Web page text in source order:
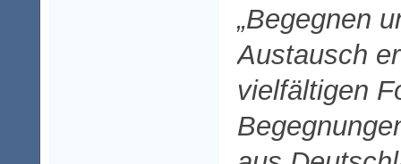
„Begegnen
Austausch
vielfältigen